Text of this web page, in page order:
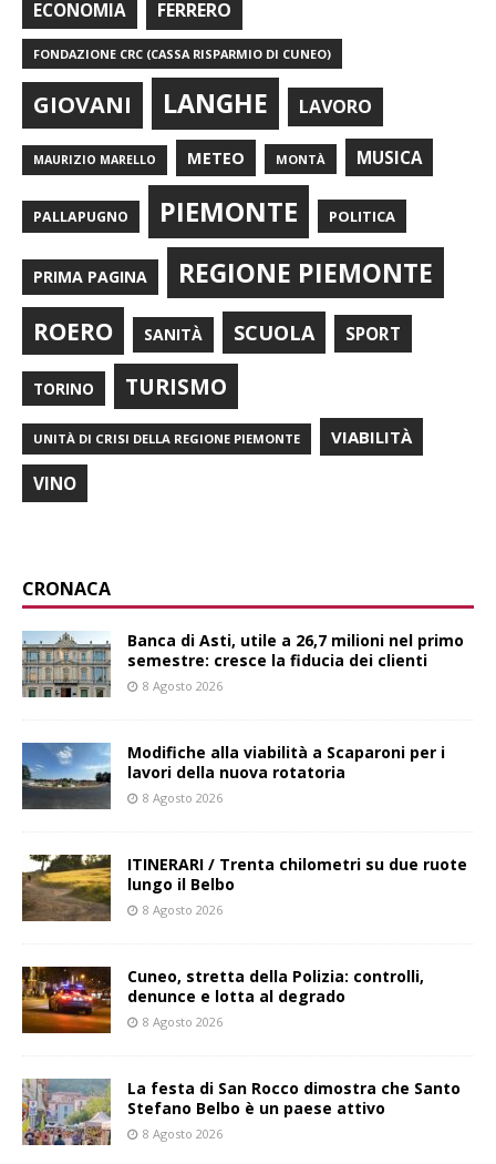
ECONOMIA FERRERO
FONDAZIONE CRC (CASSA RISPARMIO DI CUNEO)
GIOVANI LANGHE LAVORO
MAURIZIO MARELLO METEO MONTÀ MUSICA
PALLAPUGNO PIEMONTE POLITICA
PRIMA PAGINA REGIONE PIEMONTE
ROERO SANITÀ SCUOLA SPORT
TORINO TURISMO
UNITÀ DI CRISI DELLA REGIONE PIEMONTE VIABILITÀ
VINO
CRONACA
Banca di Asti, utile a 26,7 milioni nel primo
semestre: cresce la fiducia dei clienti
8 Agosto 2026
Modifiche alla viabilità a Scaparoni per i
lavori della nuova rotatoria
8 Agosto 2026
ITINERARI / Trenta chilometri su due ruote
lungo il Belbo
8 Agosto 2026
Cuneo, stretta della Polizia: controlli,
denunce e lotta al degrado
8 Agosto 2026
La festa di San Rocco dimostra che Santo
Stefano Belbo è un paese attivo
8 Agosto 2026